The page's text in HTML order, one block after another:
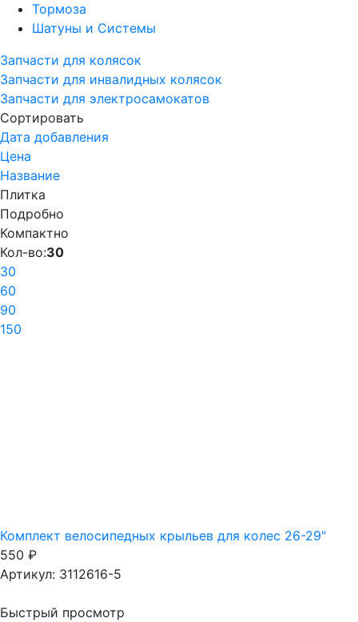
Тормоза
Шатуны и Системы
Запчасти для колясок
Запчасти для инвалидных колясок
Запчасти для электросамокатов
Сортировать
Дата добавления
Цена
Название
Плитка
Подробно
Компактно
Кол-во:30
30
60
90
150
Комплект велосипедных крыльев для колес 26-29"
550 ₽
Артикул: 3112616-5
Быстрый просмотр